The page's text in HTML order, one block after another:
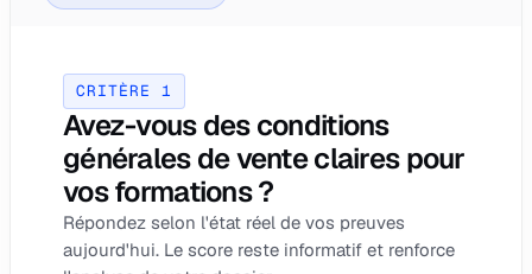
CRITÈRE 1
Avez-vous des conditions
générales de vente claires pour
vos formations ?
Répondez selon l'état réel de vos preuves
aujourd'hui. Le score reste informatif et renforce